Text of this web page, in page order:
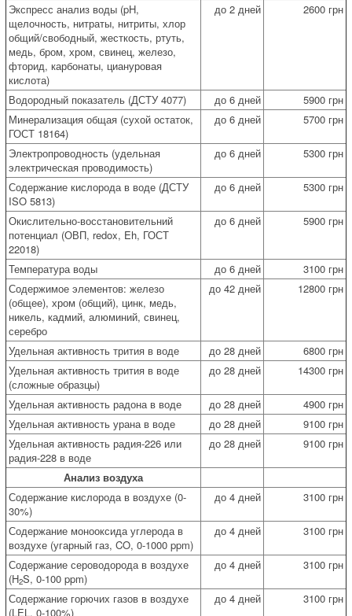
Экспресс анализ воды (pH,
щелочность, нитраты, нитриты, хлор
общий/свободный, жесткость, ртуть,
медь, бром, хром, свинец, железо,
фторид, карбонаты, циануровая
кислота)
до 2 дней 2600 грн
Водородный показатель (ДСТУ 4077) до 6 дней
5900 грн
Минерализация общая (сухой остаток,
ГОСТ 18164)
до 6 дней 5700 грн
Электропроводность (удельная
электрическая проводимость)
до 6 дней 5300 грн
Содержание кислорода в воде (ДСТУ
ISO 5813)
до 6 дней 5300 грн
Окислительно-восстановительний
потенциал (ОВП, redox, Eh, ГОСТ
22018)
до 6 дней 5900 грн
Температура воды до 6 дней
3100 грн
Содержимое элементов: железо
(общее), хром (общий), цинк, медь,
никель, кадмий, алюминий, свинец,
серебро
до 42 дней 12800 грн
Удельная активность трития в воде до 28 дней
6800 грн
Удельная активность трития в воде
(сложные образцы)
до 28 дней 14300 грн
Удельная активность радона в воде до 28 дней
4900 грн
Удельная активность урана в воде
до 28 дней
9100 грн
Удельная активность радия-226 или
радия-228 в воде
до 28 дней 9100 грн
Анализ воздуха
Содержание кислорода в воздухе (0-
30%)
до 4 дней 3100 грн
Содержание монооксида углерода в
воздухе (угарный газ, CO, 0-1000 ppm)
до 4 дней 3100 грн
Содержание сероводорода в воздухе
(H2S, 0-100 ppm)
до 4 дней 3100 грн
Содержание горючих газов в воздухе
(LEL, 0-100%)
до 4 дней 3100 грн